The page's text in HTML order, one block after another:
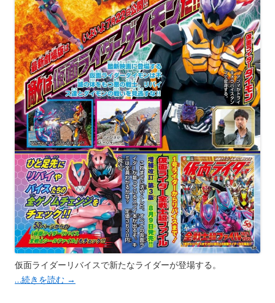
仮面ライダーリバイスで新たなライダーが登場する。
…続きを読む →